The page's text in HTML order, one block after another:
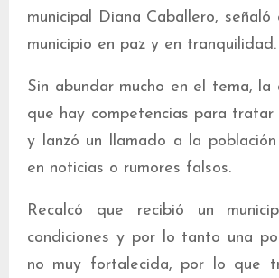
municipal Diana Caballero, señaló
municipio en paz y en tranquilidad.
Sin abundar mucho en el tema, la
que hay competencias para tratar
y lanzó un llamado a la
en noticias o rumores falsos.
Recalcó que recibió un
condiciones y por lo tanto una
no muy fortalecida, por lo que